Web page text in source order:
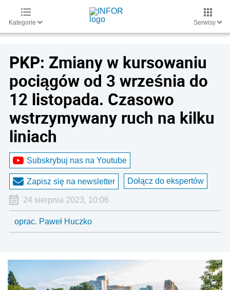
Kategorie Serwisy
PKP: Zmiany w kursowaniu
pociągów od 3 września do
12 listopada. Czasowo
wstrzymywany ruch na kilku
liniach
Subskrybuj nas na Youtube
Zapisz się na newsletter Dołącz do ekspertów
24 sierpnia 2023, 10:06
oprac. Paweł Huczko